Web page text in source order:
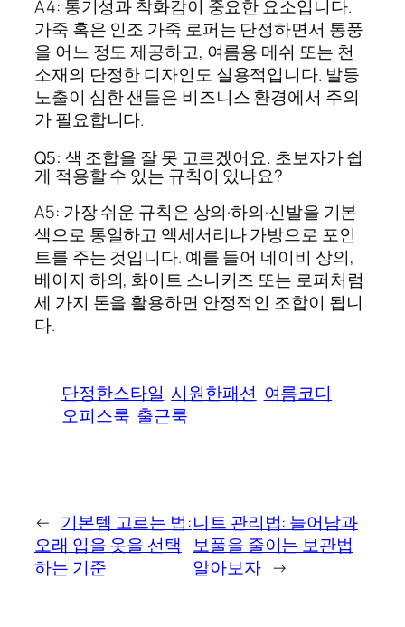
A4: 통기성과 착화감이 중요한 요소입니다.
가죽 혹은 인조 가죽 로퍼는 단정하면서 통풍
을 어느 정도 제공하고, 여름용 메쉬 또는 천
소재의 단정한 디자인도 실용적입니다. 발등
노출이 심한 샌들은 비즈니스 환경에서 주의
가 필요합니다.
Q5: 색 조합을 잘 못 고르겠어요. 초보자가 쉽
게 적용할 수 있는 규칙이 있나요?
A5: 가장 쉬운 규칙은 상의·하의·신발을 기본
색으로 통일하고 액세서리나 가방으로 포인
트를 주는 것입니다. 예를 들어 네이비 상의,
베이지 하의, 화이트 스니커즈 또는 로퍼처럼
세 가지 톤을 활용하면 안정적인 조합이 됩니
다.
단정한스타일 시원한패션 여름코디
오피스룩 출근룩
← 기본템 고르는 법:
오래 입을 옷을 선택
하는 기준
니트 관리법: 늘어남과
보풀을 줄이는 보관법
알아보자 →